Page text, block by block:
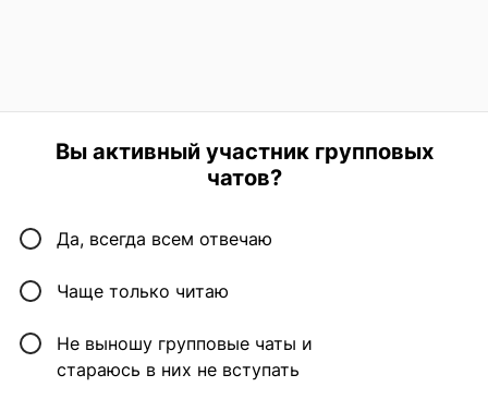
Вы активный участник групповых
чатов?
Да, всегда всем отвечаю
Чаще только читаю
Не выношу групповые чаты и
стараюсь в них не вступать